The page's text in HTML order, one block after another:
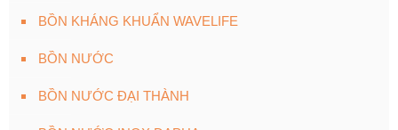
BỒN KHÁNG KHUẨN WAVELIFE
BỒN NƯỚC
BỒN NƯỚC ĐẠI THÀNH